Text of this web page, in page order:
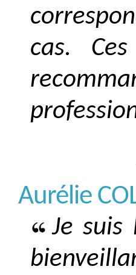
cas.
Aurélie
Je suis